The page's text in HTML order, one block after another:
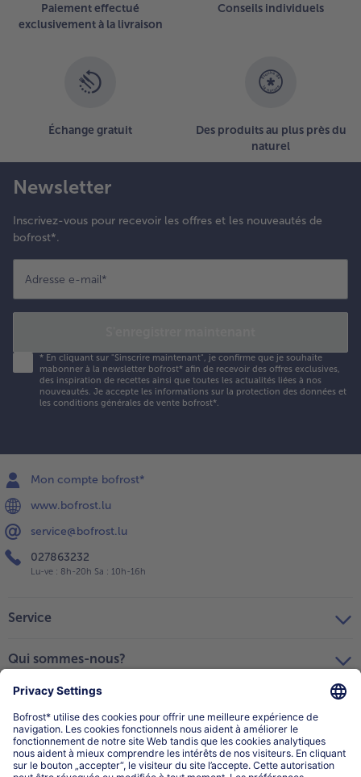
Paiement effectué
exclusivement à la livraison
Conseils individuels
Échange gratuit
Des produits au plus près du
naturel
Newsletter
Inscrivez-vous pour recevoir les offres et les nouveautés de
bofrost*.
Adresse e-mail*
* En cliquant sur "Sinscrire maintenant", je confirme que je souhaite
mabonner à la newsletter bofrost* afin de recevoir des offres exclusives,
des inspiration de recettes ainsi que toutes les actualités liées à nos
nouveautés. Je accepte les informations sur la protection des données et
les conditions générales de vente bofrost*.
Mon compte bofrost*
www.bofrost.lu
service@bofrost.lu
027863232
Lu-ve : 8h-20h Sa : 10h-16h
Service
Qui sommes-nous?
Catégories